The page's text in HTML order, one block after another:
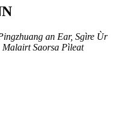
an Ear, Sgìre Ùr
Malairt Saorsa Pìleat